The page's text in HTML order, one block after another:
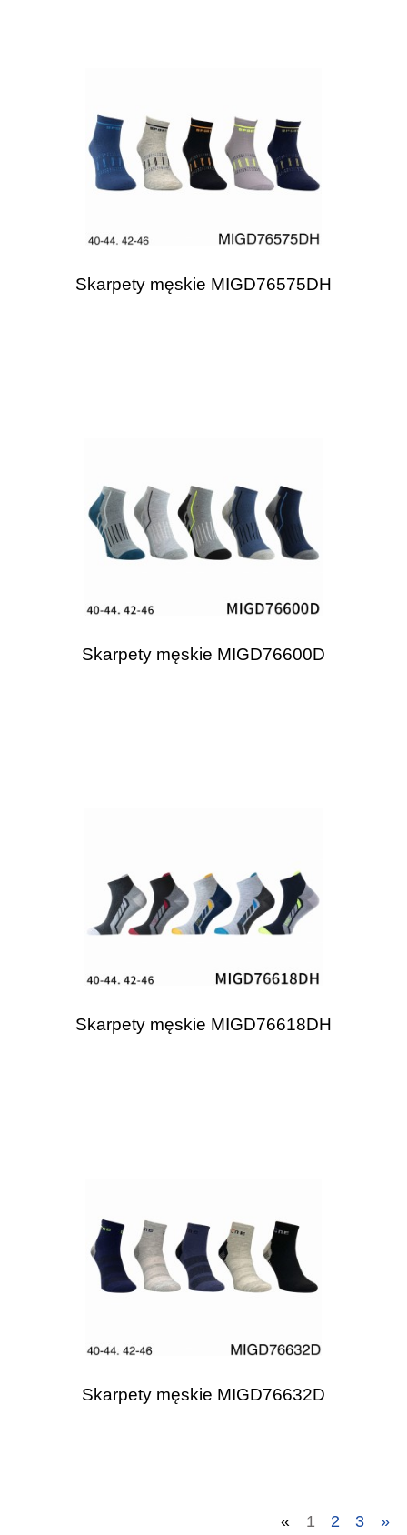
Skarpety męskie MIGD76575DH
Skarpety męskie MIGD76600D
Skarpety męskie MIGD76618DH
Skarpety męskie MIGD76632D
« 1 2 3 »